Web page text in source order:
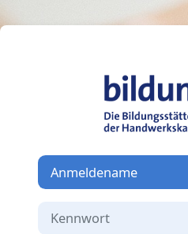
Anmeldename